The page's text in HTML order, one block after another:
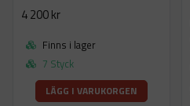
4 200 kr
Finns i lager
7 Styck
LÄGG I VARUKORGEN